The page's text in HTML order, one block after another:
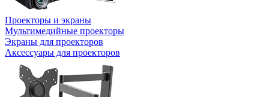
Проекторы и экраны
Мультимедийные проекторы
Экраны для проекторов
Аксессуары для проекторов